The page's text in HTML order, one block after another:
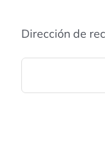
Dirección de